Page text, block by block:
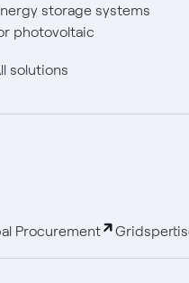
storage systems
photovoltaic
solutions
Procurement